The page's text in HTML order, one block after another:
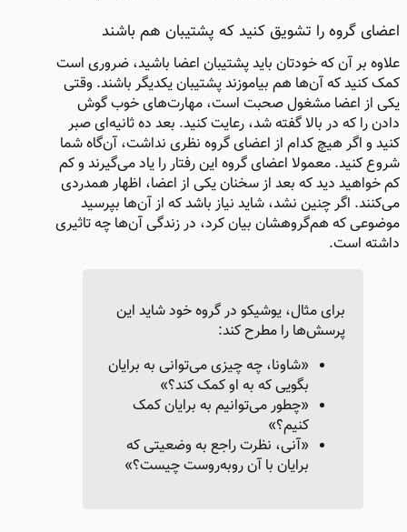
اعضای گروه را تشویق کنید که پشتیبان هم باشند
علاوه بر آن که خودتان باید پشتیبان اعضا باشید، ضروری است
کمک کنید که آن‌ها هم بیاموزند پشتیبان یکدیگر باشند. وقتی
یکی از اعضا مشغول صحبت است، مهارت‌های خوب گوش
دادن را که در بالا گفته شد، رعایت کنید. بعد ده ثانیه‌ای صبر
کنید و اگر هیچ کدام از اعضای گروه نظری نداشت، آن‌گاه شما
شروع کنید. معمولا اعضای گروه این رفتار را یاد می‌گیرند و کم
کم خواهید دید که بعد از سخنان یکی از اعضا، اظهار همدردی
می‌کنند. اگر چنین نشد، شاید نیاز باشد که از آن‌ها بپرسید
موضوعی که هم‌گروهشان بیان کرد، در زندگی آن‌ها چه تاثیری
داشته است.
برای مثال، یوشیکو در گروه خود شاید این
پرسش‌ها را مطرح کند:
«شاونا، چه چیزی می‌توانی به برایان
بگویی که به او کمک کند؟»
«چطور می‌توانیم به برایان کمک
کنیم؟»
«آنی، نظرت راجع به وضعیتی که
برایان با آن روبه‌روست چیست؟»